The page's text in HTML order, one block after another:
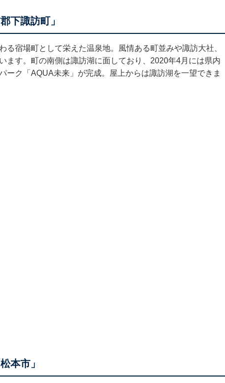
下諏訪町」
る宿場町として栄えた温泉地。風情ある町並みや諏訪大社、
ます。町の南側は諏訪湖に面しており、2020年4月には県内
ーク「AQUA未来」が完成。屋上からは諏訪湖を一望できま
本市」